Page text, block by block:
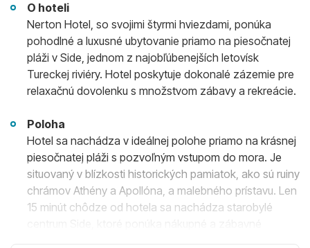
O hoteli
Nerton Hotel, so svojimi štyrmi hviezdami, ponúka
pohodlné a luxusné ubytovanie priamo na piesočnatej
pláži v Side, jednom z najobľúbenejších letovísk
Tureckej riviéry. Hotel poskytuje dokonalé zázemie pre
relaxačnú dovolenku s množstvom zábavy a rekreácie.
Poloha
Hotel sa nachádza v ideálnej polohe priamo na krásnej
piesočnatej pláži s pozvoľným vstupom do mora. Je
situovaný v blízkosti historických pamiatok, ako sú ruiny
chrámov Athény a Apollóna, a malebného prístavu. Len
15 minút chôdze od hotela sa nachádza starobylé